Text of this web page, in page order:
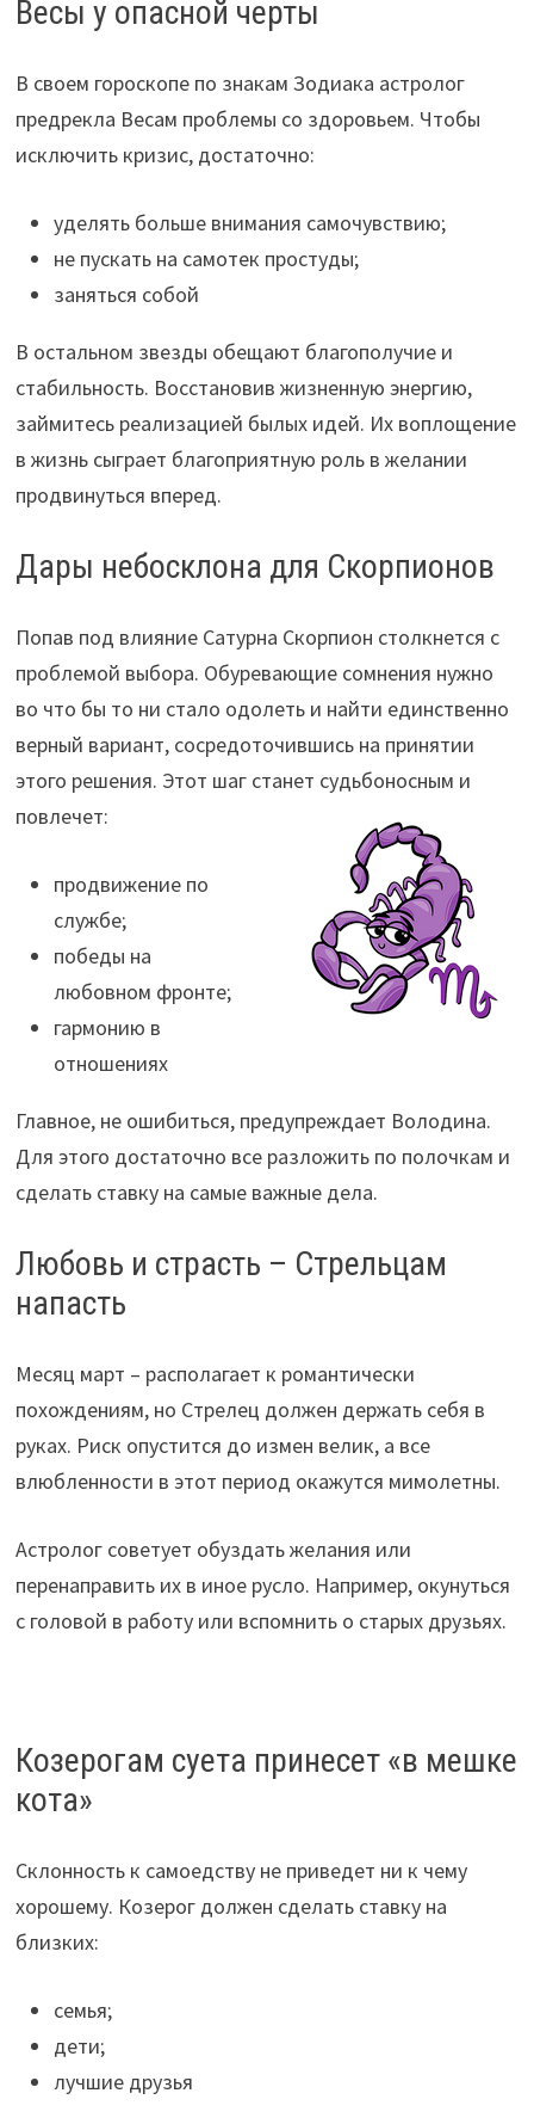
Весы у опасной черты
В своем гороскопе по знакам Зодиака астролог
предрекла Весам проблемы со здоровьем. Чтобы
исключить кризис, достаточно:
уделять больше внимания самочувствию;
не пускать на самотек простуды;
заняться собой
В остальном звезды обещают благополучие и
стабильность. Восстановив жизненную энергию,
займитесь реализацией былых идей. Их воплощение
в жизнь сыграет благоприятную роль в желании
продвинуться вперед.
Дары небосклона для Скорпионов
Попав под влияние Сатурна Скорпион столкнется с
проблемой выбора. Обуревающие сомнения нужно
во что бы то ни стало одолеть и найти единственно
верный вариант, сосредоточившись на принятии
этого решения. Этот шаг станет судьбоносным и
повлечет:
продвижение по
службе;
победы на
любовном фронте;
гармонию в
отношениях
Главное, не ошибиться, предупреждает Володина.
Для этого достаточно все разложить по полочкам и
сделать ставку на самые важные дела.
Любовь и страсть – Стрельцам
напасть
Месяц март – располагает к романтически
похождениям, но Стрелец должен держать себя в
руках. Риск опустится до измен велик, а все
влюбленности в этот период окажутся мимолетны.
Астролог советует обуздать желания или
перенаправить их в иное русло. Например, окунуться
с головой в работу или вспомнить о старых друзьях.
Козерогам суета принесет «в мешке
кота»
Склонность к самоедству не приведет ни к чему
хорошему. Козерог должен сделать ставку на
близких:
семья;
дети;
лучшие друзья